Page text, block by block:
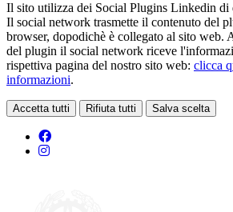
Il sito utilizza dei Social Plugins Linkedin di
Il social network trasmette il contenuto del
browser, dopodichè è collegato al sito web.
del plugin il social network riceve
rispettiva pagina del nostro sito web: clicca
informazioni.
Accetta tutti Rifiuta tutti Salva scelta